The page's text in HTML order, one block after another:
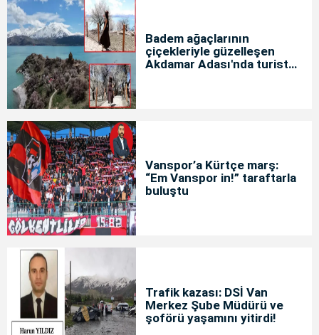
Badem ağaçlarının
çiçekleriyle güzelleşen
Akdamar Adası'nda turist
Vanspor’a Kürtçe marş:
“Em Vanspor in!” taraftarla
buluştu
Trafik kazası: DSİ Van
Merkez Şube Müdürü ve
şoförü yaşamını yitirdi!